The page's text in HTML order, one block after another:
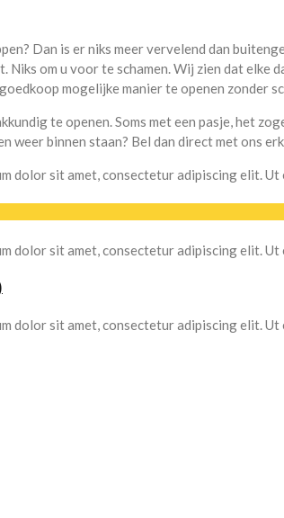
Dan is er niks meer vervelend dan
om u voor te schamen. Wij zien dat elke
mogelijke manier te openen zonder
te openen. Soms met een pasje, het
binnen staan? Bel dan direct met ons
dolor sit amet, consectetur adipiscing elit.
dolor sit amet, consectetur adipiscing elit.
dolor sit amet, consectetur adipiscing elit.